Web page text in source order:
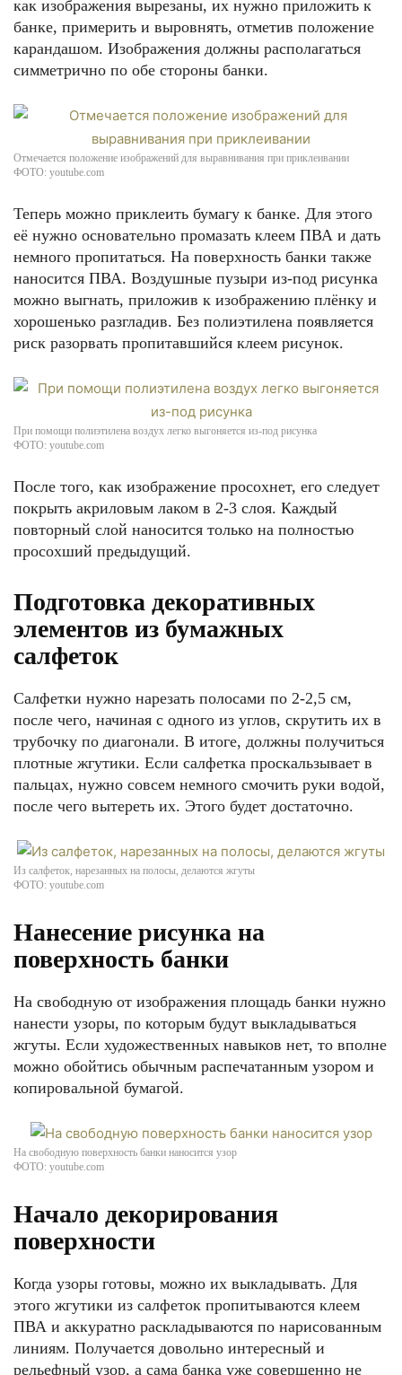
как изображения вырезаны, их нужно приложить к
банке, примерить и выровнять, отметив положение
карандашом. Изображения должны располагаться
симметрично по обе стороны банки.
Отмечается положение изображений для выравнивания при приклеивании
ФОТО: youtube.com
Теперь можно приклеить бумагу к банке. Для этого
её нужно основательно промазать клеем ПВА и дать
немного пропитаться. На поверхность банки также
наносится ПВА. Воздушные пузыри из-под рисунка
можно выгнать, приложив к изображению плёнку и
хорошенько разгладив. Без полиэтилена появляется
риск разорвать пропитавшийся клеем рисунок.
При помощи полиэтилена воздух легко выгоняется из-под рисунка
ФОТО: youtube.com
После того, как изображение просохнет, его следует
покрыть акриловым лаком в 2-3 слоя. Каждый
повторный слой наносится только на полностью
просохший предыдущий.
Подготовка декоративных
элементов из бумажных
салфеток
Салфетки нужно нарезать полосами по 2-2,5 см,
после чего, начиная с одного из углов, скрутить их в
трубочку по диагонали. В итоге, должны получиться
плотные жгутики. Если салфетка проскальзывает в
пальцах, нужно совсем немного смочить руки водой,
после чего вытереть их. Этого будет достаточно.
Из салфеток, нарезанных на полосы, делаются жгуты
ФОТО: youtube.com
Нанесение рисунка на
поверхность банки
На свободную от изображения площадь банки нужно
нанести узоры, по которым будут выкладываться
жгуты. Если художественных навыков нет, то вполне
можно обойтись обычным распечатанным узором и
копировальной бумагой.
На свободную поверхность банки наносится узор
ФОТО: youtube.com
Начало декорирования
поверхности
Когда узоры готовы, можно их выкладывать. Для
этого жгутики из салфеток пропитываются клеем
ПВА и аккуратно раскладываются по нарисованным
линиям. Получается довольно интересный и
рельефный узор, а сама банка уже совершенно не